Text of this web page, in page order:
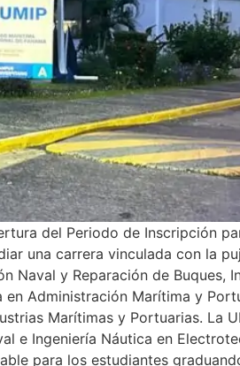
del Periodo de Inscripción
una carrera vinculada con la
Naval y Reparación de Buques,
Administración Marítima y
Marítimas y Portuarias. La
e Ingeniería Náutica en
para los estudiantes